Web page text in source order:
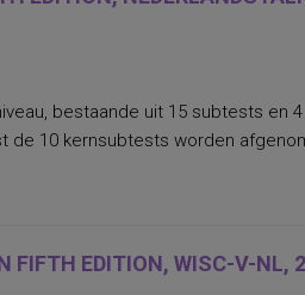
bestaande uit 15 subtests en
de 10 kernsubtests worden
FIFTH EDITION, WISC-V-NL,